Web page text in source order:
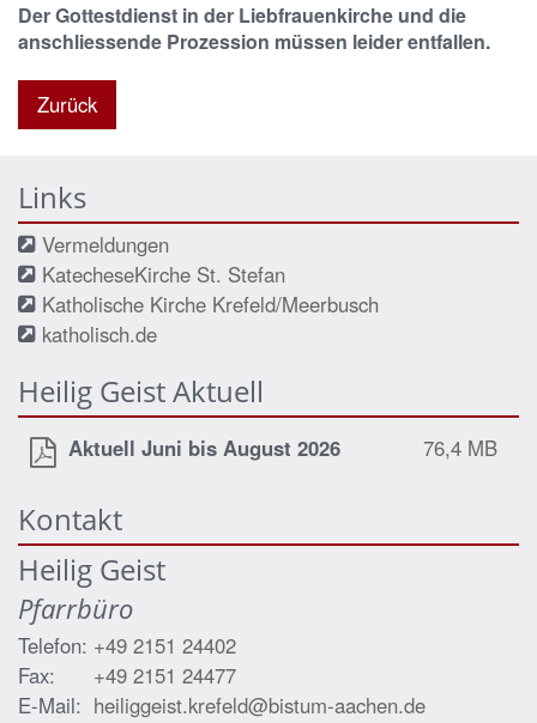
Der Gottestdienst in der Liebfrauenkirche und die
anschliessende Prozession müssen leider entfallen.
Zurück
Links
Vermeldungen
KatecheseKirche St. Stefan
Katholische Kirche Krefeld/Meerbusch
katholisch.de
Heilig Geist Aktuell
Aktuell Juni bis August 2026 76,4 MB
Kontakt
Heilig Geist
Pfarrbüro
Telefon: +49 2151 24402
Fax:
+49 2151 24477
E-Mail: heiliggeist.krefeld@bistum-aachen.de